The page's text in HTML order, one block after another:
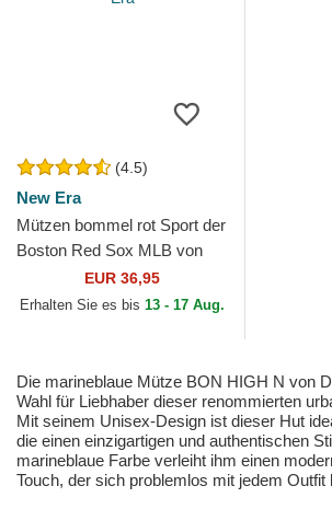
(4.5)
New Era
Mützen bommel rot Sport der
Boston Red Sox MLB von
EUR 36,95
Erhalten Sie es bis 13 - 17 Aug.
Die marineblaue Mütze BON HIGH N von
Wahl für Liebhaber dieser renommierten
Mit seinem Unisex-Design ist dieser Hut
die einen einzigartigen und authentischen
marineblaue Farbe verleiht ihm einen
Touch, der sich problemlos mit jedem Outfit